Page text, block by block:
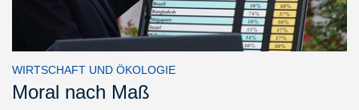
WIRTSCHAFT UND ÖKOLOGIE
Moral nach Maß